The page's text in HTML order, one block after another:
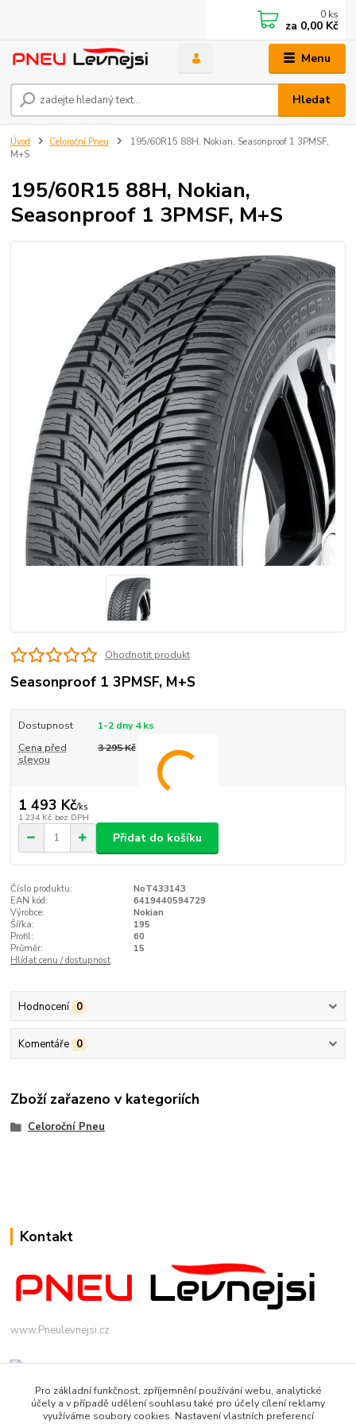
Menu
Hledat
0 ks
za 0,00 Kč
Úvod Celoroční Pneu
195/60R15 88H, Nokian, Seasonproof 1 3PMSF,
M+S
195/60R15 88H, Nokian,
Seasonproof 1 3PMSF, M+S
Ohodnotit produkt
Seasonproof 1 3PMSF, M+S
Dostupnost
1-2 dny 4 ks
Cena před
slevou
3 295 Kč
1 493 Kč/ks
1 234 Kč bez DPH
Přidat do košíku
Číslo produktu:
NoT433143
EAN kód:
6419440594729
Výrobce:
Nokian
Šířka:
195
Profil:
60
Průměr:
15
Hlídat cenu / dostupnost
Hodnocení 0
Komentáře 0
Zboží zařazeno v kategoriích
Celoroční Pneu
Kontakt
www.Pneulevnejsi.cz
Pro základní funkčnost, zpříjemnění používání webu, analytické
účely a v případě udělení souhlasu také pro účely cílení reklamy
využíváme soubory cookies. Nastavení vlastních preferencí